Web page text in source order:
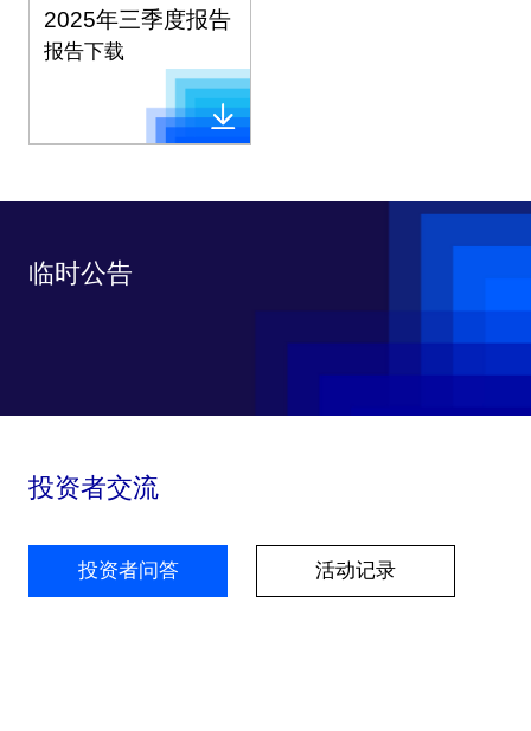
2025年三季度报告
报告下载
临时公告
投资者交流
投资者问答 活动记录